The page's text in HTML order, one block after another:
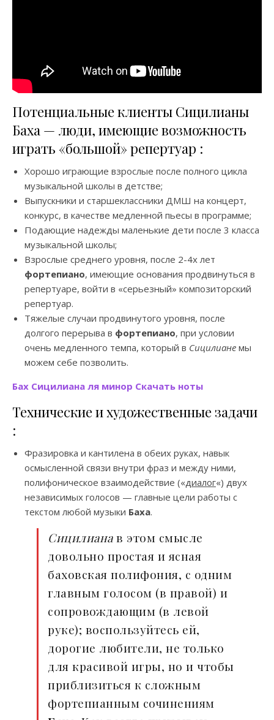
Потенциальные клиенты Сицилианы
Баха — люди, имеющие возможность
играть «большой» репертуар :
Хорошо играющие взрослые после полного цикла
музыкальной школы в детстве;
Выпускники и старшеклассники ДМШ на концерт,
конкурс, в качестве медленной пьесы в программе;
Подающие надежды маленькие дети после 3 класса
музыкальной школы;
Взрослые среднего уровня, после 2-4х лет
фортепиано, имеющие основания продвинуться в
репертуаре, войти в «серьезный» композиторский
репертуар.
Тяжелые случаи продвинутого уровня, после
долгого перерыва в фортепиано, при условии
очень медленного темпа, который в Сицилиане мы
можем себе позволить.
Бах Сицилиана ля минор Скачать ноты
Технические и художественные задачи
:
Фразировка и кантилена в обеих руках, навык
осмысленной связи внутри фраз и между ними,
полифоническое взаимодействие («диалог«) двух
независимых голосов — главные цели работы с
текстом любой музыки Баха.
Сицилианав этом смысле
довольно простая и ясная
баховская полифония, с одним
главным голосом (в правой) и
сопровождающим (в левой
руке); воспользуйтесь ей,
дорогие любители, не только
для красивой игры, но и чтобы
приблизиться к сложным
фортепианным сочинениям